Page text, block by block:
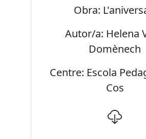
Obra:
Autor/a: Helena
Domènech
Centre: Escola
Cos